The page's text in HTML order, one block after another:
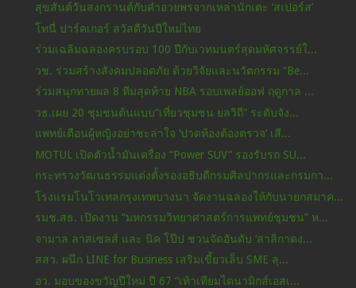
สุขสันต์วันสงกรานต์กับคำอวยพรจากเหล่านักเตะ ‘สเปอร์ส’
โทนี่ ปาร์คเกอร์ สวัสดีวันปีใหม่ไทย
ร่วมเฉลิมฉลองครบรอบ 100 ปีกับเวทมนตร์สุดมหัศจรรย์ใ...
วช. ร่วมสร้างสังคมปลอดภัย ด้วยวิจัยและนวัตกรรม “Be...
ร่วมสนุกทายผล 8 ทีมสุดท้าย NBA รอบเพลย์ออฟ ฤดูกาล ...
วธ.เผย 20 ชุมชนต้นแบบ“เที่ยวชุมชน ยลวิถี” ระดับจัง...
แพทย์เตือนผู้หญิงอย่าชะล่าใจ ‘ปวดท้องต้องตรวจ’ เสี...
MOTUL เปิดตัวน้ำมันเครื่อง “Power SUV” รองรับรถ SU...
กระทรวงวัฒนธรรมแต่งตั้งรองอธิบดีกรมศิลปากรและกรมกา...
โรงแรมโนโวเทลกรุงเทพบางนา จัดงานฉลองให้กับนายกสมาค...
รมช.สธ. เปิดงาน “มหกรรมวิทยาศาสตร์การแพทย์ชุมชน” ห...
จามาล ลาสเซลส์ และ นิค โป๊ป ชวนจัดอันดับ ‘สาลิกาดง...
สสว. ผนึก LINE for Business เสริมเขี้ยวเล็บ SME ลุ...
อว. มอบของขวัญปีใหม่ ปี 67 “เท้าเทียมไดนามิกส์เอสเ...